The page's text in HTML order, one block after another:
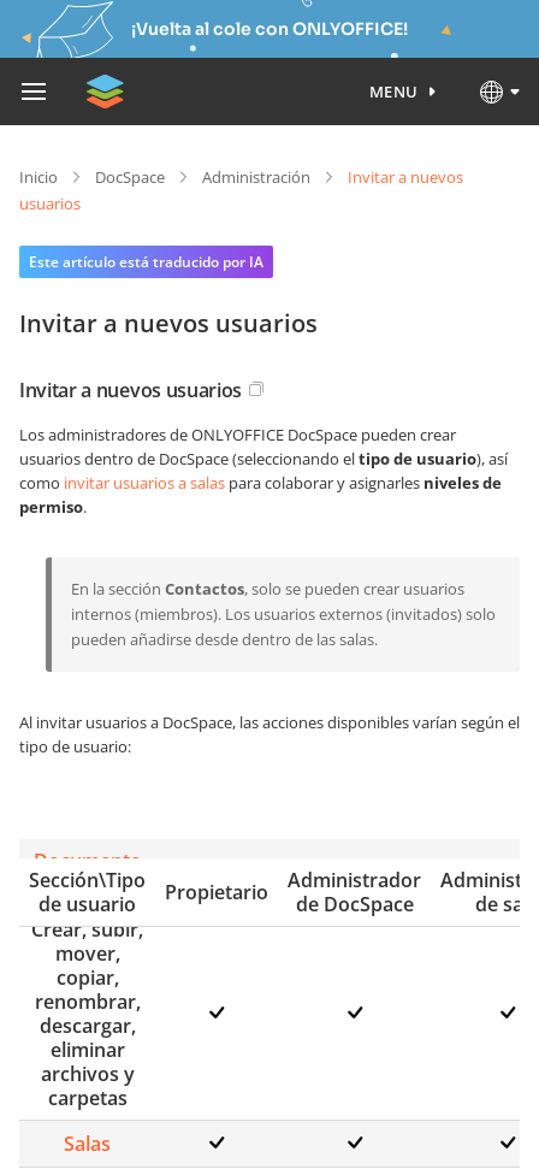
¡Vuelta al cole con ONLYOFFICE!
MENU
Inicio DocSpace Administración
Invitar a nuevos
usuarios
Este artículo está traducido por IA
Invitar a nuevos usuarios
Invitar a nuevos usuarios
Los administradores de ONLYOFFICE DocSpace pueden crear
usuarios dentro de DocSpace (seleccionando eltipo de usuario), así
como invitar usuarios a salas para colaborar y asignarles niveles de
permiso.
En la sección Contactos, solo se pueden crear usuarios
internos (miembros). Los usuarios externos (invitados) solo
pueden añadirse desde dentro de las salas.
Al invitar usuarios a DocSpace, las acciones disponibles varían según el
tipo de usuario:
Sección\Tipo
de usuario
Propietario
Administrador
de DocSpace
de sala
Documento
s
Crear, subir,
mover,
copiar,
renombrar,
descargar,
eliminar
archivos y
carpetas
Salas